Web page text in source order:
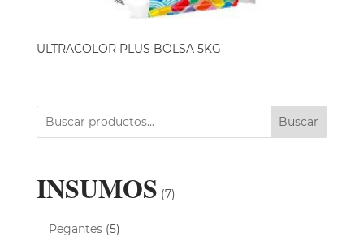
ULTRACOLOR PLUS BOLSA 5KG
Buscar
INSUMOS (7)
Pegantes (5)